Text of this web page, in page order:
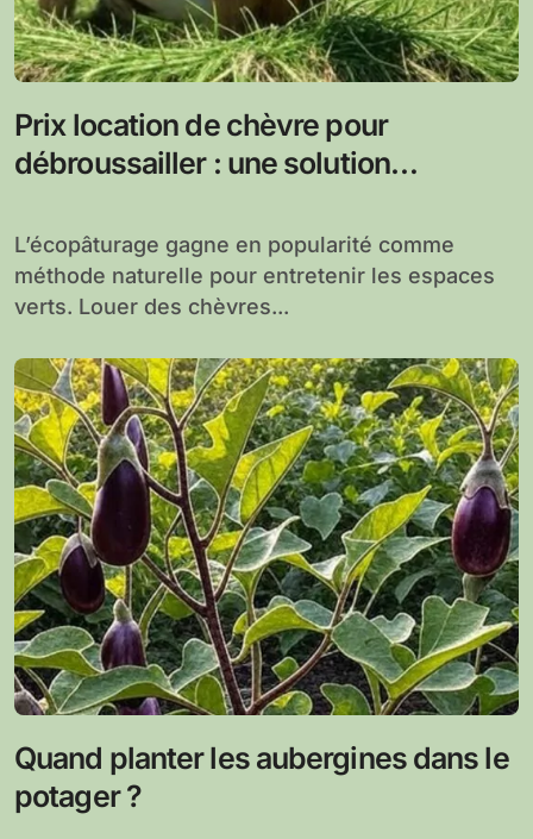
Prix location de chèvre pour
débroussailler : une solution
L’écopâturage gagne en popularité comme
méthode naturelle pour entretenir les espaces
verts. Louer des chèvres...
Quand planter les aubergines dans le
potager ?